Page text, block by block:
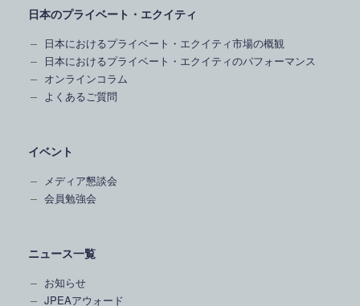
日本のプライベート・エクイティ
日本におけるプライベート・エクイティ市場の概観
日本におけるプライベート・エクイティのパフォーマンス
オンラインコラム
よくあるご質問
イベント
メディア懇談会
会員勉強会
ニュース一覧
お知らせ
JPEAアウォード